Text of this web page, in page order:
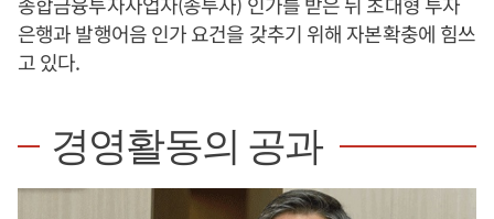
은행과 발행어음 인가 요건을 갖추기 위해 자본확충에 힘쓰
고 있다.
경영활동의 공과